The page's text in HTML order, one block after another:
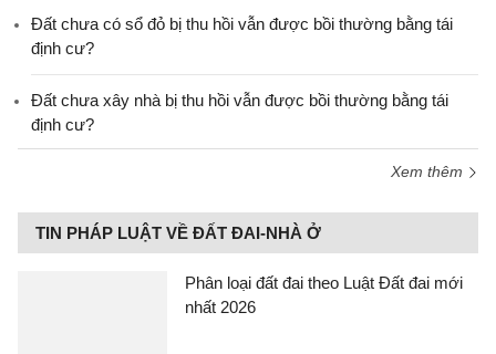
Đất chưa có sổ đỏ bị thu hồi vẫn được bồi thường bằng tái
định cư?
Đất chưa xây nhà bị thu hồi vẫn được bồi thường bằng tái
định cư?
Xem thêm
TIN PHÁP LUẬT VỀ ĐẤT ĐAI-NHÀ Ở
Phân loại đất đai theo Luật Đất đai mới
nhất 2026